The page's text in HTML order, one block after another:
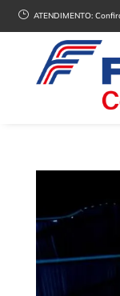
} ATENDIMENTO: